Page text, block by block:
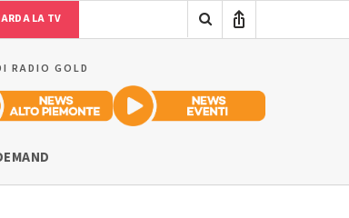
LA TV
RADIO GOLD